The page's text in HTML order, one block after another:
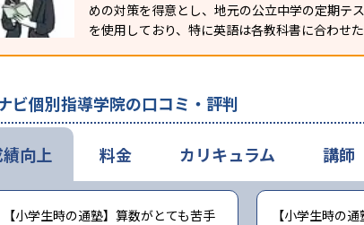
めの対策を得意とし、地元の公立中学の定期テ
を使用しており、特に英語は各教科書に合わせ
ビ個別指導学院の口コミ・評判
向上
【小学生時の通塾】算数がとても苦手
【小学生時の
料金 カリキュラム 講師